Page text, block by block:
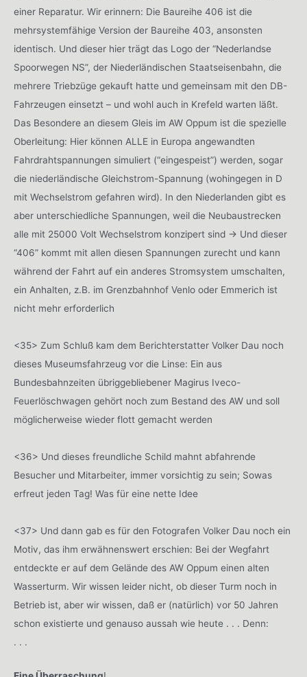
einer Reparatur. Wir erinnern: Die Baureihe 406 ist die
mehrsystemfähige Version der Baureihe 403, ansonsten
identisch. Und dieser hier trägt das Logo der “Nederlandse
Spoorwegen NS”, der Niederländischen Staatseisenbahn, die
mehrere Triebzüge gekauft hatte und gemeinsam mit den DB-
Fahrzeugen einsetzt – und wohl auch in Krefeld warten läßt.
Das Besondere an diesem Gleis im AW Oppum ist die spezielle
Oberleitung: Hier können ALLE in Europa angewandten
Fahrdrahtspannungen simuliert (“eingespeist”) werden, sogar
die niederländische Gleichstrom-Spannung (wohingegen in D
mit Wechselstrom gefahren wird). In den Niederlanden gibt es
aber unterschiedliche Spannungen, weil die Neubaustrecken
alle mit 25000 Volt Wechselstrom konzipert sind -> Und dieser
“406” kommt mit allen diesen Spannungen zurecht und kann
während der Fahrt auf ein anderes Stromsystem umschalten,
ein Anhalten, z.B. im Grenzbahnhof Venlo oder Emmerich ist
nicht mehr erforderlich
<35> Zum Schluß kam dem Berichterstatter Volker Dau noch
dieses Museumsfahrzeug vor die Linse: Ein aus
Bundesbahnzeiten übriggebliebener Magirus Iveco-
Feuerlöschwagen gehört noch zum Bestand des AW und soll
möglicherweise wieder flott gemacht werden
<36> Und dieses freundliche Schild mahnt abfahrende
Besucher und Mitarbeiter, immer vorsichtig zu sein; Sowas
erfreut jeden Tag! Was für eine nette Idee
<37> Und dann gab es für den Fotografen Volker Dau noch ein
Motiv, das ihm erwähnenswert erschien: Bei der Wegfahrt
entdeckte er auf dem Gelände des AW Oppum einen alten
Wasserturm. Wir wissen leider nicht, ob dieser Turm noch in
Betrieb ist, aber wir wissen, daß er (natürlich) vor 50 Jahren
schon existierte und genauso aussah wie heute . . . Denn:
. . .